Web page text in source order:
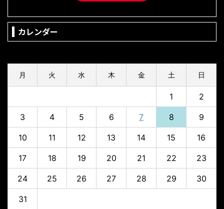
カレンダー
月 火 水 木 金 土 日
1 2
3 4 5 6 7 8 9
10 11 12 13 14 15 16
17 18 19 20 21 22 23
24 25 26 27 28 29 30
31